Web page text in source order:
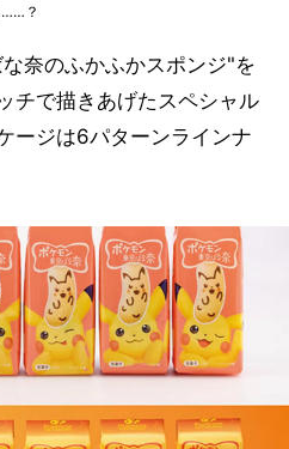
……？
奈のふかふかスポンジ"を
チで描きあげたスペシャル
ージは6パターンラインナ